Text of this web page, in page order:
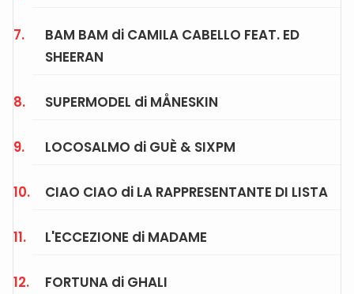
BAM BAM di CAMILA CABELLO FEAT. ED
SHEERAN
SUPERMODEL di MÅNESKIN
LOCOSALMO di GUÈ & SIXPM
CIAO CIAO di LA RAPPRESENTANTE DI LISTA
L'ECCEZIONE di MADAME
FORTUNA di GHALI